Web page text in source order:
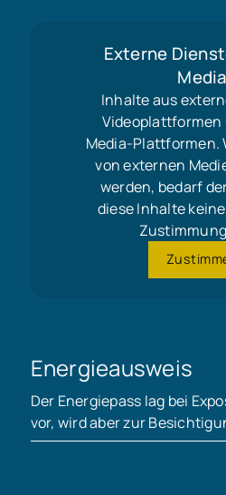
Externe
Media
Inhalte aus
Videoplattformen
Media-Plattformen.
von externen
werden, bedarf
diese Inhalte
Energieausweis
Der Energiepass lag bei
vor, wird aber zur